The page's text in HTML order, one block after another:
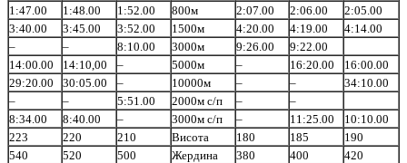
1:47.00
1:48.00 1:52.00 800м 2:07.00 2:06.00
2:05.00
3:40.00
3:45.00 3:52.00 1500м 4:20.00 4:19.00
4:14.00
–
– 8:10.00 3000м 9:26.00
9:22.00
14:00.00
14:10,00 – 5000м – 16:20.00
16:00.00
29:20.00
30:05.00 – 10000м – –
34:10.00
–
– 5:51.00 2000м с/п –
–
8:34.00
8:40.00 – 3000м с/п – 11:25.00
10:10.00
223
220 210 Висота 180 185
190
540
520 500 Жердина 380 400
420